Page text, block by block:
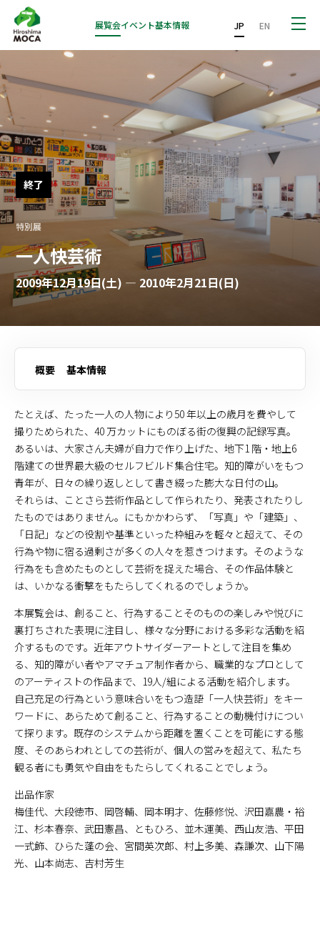
展覧会イベント基本情報 JP EN
終了
特別展
一人快芸術
2009年12月19日(土) — 2010年2月21日(日)
概要 基本情報
たとえば、たった一人の人物により50 年以上の歳月を費やして
撮りためられた、40 万カットにものぼる街の復興の記録写真。
あるいは、大家さん夫婦が自力で作り上げた、地下1 階・地上6
階建ての世界最大級のセルフビルド集合住宅。知的障がいをもつ
青年が、日々の繰り返しとして書き綴った膨大な日付の山。
それらは、ことさら芸術作品として作られたり、発表されたりし
たものではありません。にもかかわらず、「写真」や「建築」、
「日記」などの役割や基準といった枠組みを軽々と超えて、その
行為や物に宿る過剰さが多くの人々を惹きつけます。そのような
行為をも含めたものとして芸術を捉えた場合、その作品体験と
は、いかなる衝撃をもたらしてくれるのでしょうか。
本展覧会は、創ること、行為することそのものの楽しみや悦びに
裏打ちされた表現に注目し、様々な分野における多彩な活動を紹
介するものです。近年アウトサイダーアートとして注目を集め
る、知的障がい者やアマチュア制作者から、職業的なプロとして
のアーティストの作品まで、19人/組による活動を紹介します。
自己充足の行為という意味合いをもつ造語「一人快芸術」をキー
ワードに、あらためて創ること、行為することの動機付けについ
て探ります。既存のシステムから距離を置くことを可能にする態
度、そのあらわれとしての芸術が、個人の営みを超えて、私たち
観る者にも勇気や自由をもたらしてくれることでしょう。
出品作家
梅佳代、大段徳市、岡啓輔、岡本明才、佐藤修悦、沢田嘉農・裕
江、杉本春奈、武田憲昌、ともひろ、並木運美、西山友浩、平田
一式飾、ひらた蓬の会、宮間英次郎、村上多美、森謙次、山下陽
光、山本尚志、吉村芳生